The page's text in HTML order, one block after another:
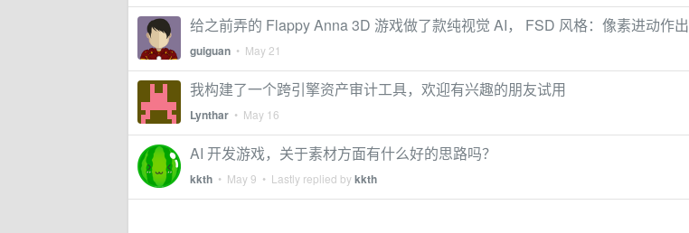
给之前弄的 Flappy Anna 3D 游戏做了款纯视觉 AI， FSD 风格：像素进动作出
guiguan • May 21
我构建了一个跨引擎资产审计工具，欢迎有兴趣的朋友试用
Lynthar • May 16
AI 开发游戏，关于素材方面有什么好的思路吗？
kkth • May 9 • Lastly replied bykkth